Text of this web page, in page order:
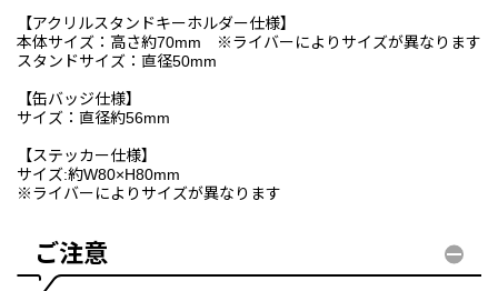
【アクリルスタンドキーホルダー仕様】
本体サイズ：高さ約70mm ※ライバーによりサイズが異なります
スタンドサイズ：直径50mm
【缶バッジ仕様】
サイズ：直径約56mm
【ステッカー仕様】
サイズ:約W80×H80mm
※ライバーによりサイズが異なります
ご注意